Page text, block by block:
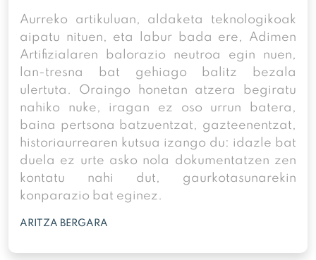
Aurreko artikuluan, aldaketa teknologikoak
aipatu nituen, eta labur bada ere, Adimen
Artifizialaren balorazio neutroa egin nuen,
lan-tresna bat gehiago balitz bezala
ulertuta. Oraingo honetan atzera begiratu
nahiko nuke, iragan ez oso urrun batera,
baina pertsona batzuentzat, gazteenentzat,
historiaurrearen kutsua izango du: idazle bat
duela ez urte asko nola dokumentatzen zen
kontatu nahi dut, gaurkotasunarekin
konparazio bat eginez.
ARITZA BERGARA